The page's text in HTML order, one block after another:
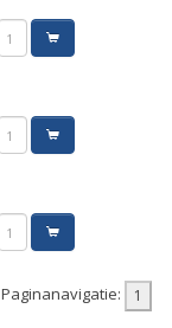
Paginanavigatie: